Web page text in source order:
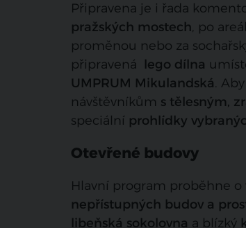
Připravena je i řada
pražských mostech, po
proměnou nebo za
připravená lego dílna
UMPRUM Mikulandská.
návštěvníkům s tělesným,
speciální prohlídky
Otevřené budovy
Hlavní program proběhne o
nepřístupných budov a
libeňská sokolovna a blízký